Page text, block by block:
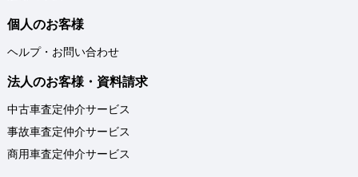
個人のお客様
ヘルプ・お問い合わせ
法人のお客様・資料請求
中古車査定仲介サービス
事故車査定仲介サービス
商用車査定仲介サービス